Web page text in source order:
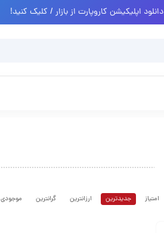
دانلود اپلیکیشن کاروپارت از بازار / کلیک کنید!
امتیاز جدیدترین ارزانترین گرانترین موجودی